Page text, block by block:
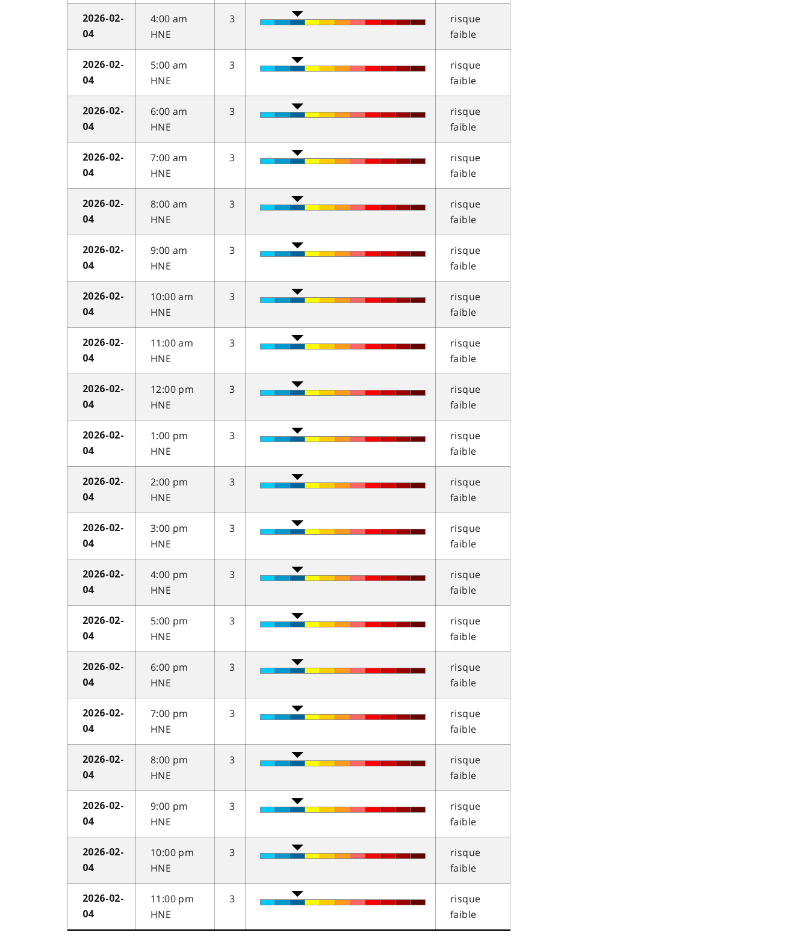
2026-02-
04
4:00 am
HNE
3
risque
faible
2026-02-
04
5:00 am
HNE
3
risque
faible
2026-02-
04
6:00 am
HNE
3
risque
faible
2026-02-
04
7:00 am
HNE
3
risque
faible
2026-02-
04
8:00 am
HNE
3
risque
faible
2026-02-
04
9:00 am
HNE
3
risque
faible
2026-02-
04
10:00 am
HNE
3
risque
faible
2026-02-
04
11:00 am
HNE
3
risque
faible
2026-02-
04
12:00 pm
HNE
3
risque
faible
2026-02-
04
1:00 pm
HNE
3
risque
faible
2026-02-
04
2:00 pm
HNE
3
risque
faible
2026-02-
04
3:00 pm
HNE
3
risque
faible
2026-02-
04
4:00 pm
HNE
3
risque
faible
2026-02-
04
5:00 pm
HNE
3
risque
faible
2026-02-
04
6:00 pm
HNE
3
risque
faible
2026-02-
04
7:00 pm
HNE
3
risque
faible
2026-02-
04
8:00 pm
HNE
3
risque
faible
2026-02-
04
9:00 pm
HNE
3
risque
faible
2026-02-
04
10:00 pm
HNE
3
risque
faible
2026-02-
04
11:00 pm
HNE
3
risque
faible